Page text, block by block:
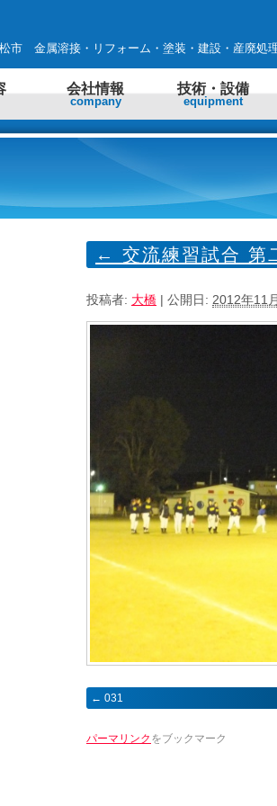
市 金属溶接・リフォーム・塗装・建設・産廃処
会社情報
company
技術・設備
equipment
← 交流練習試合 第
投稿者: 大橋 | 公開日: 2012年11
031
パーマリンク をブックマーク